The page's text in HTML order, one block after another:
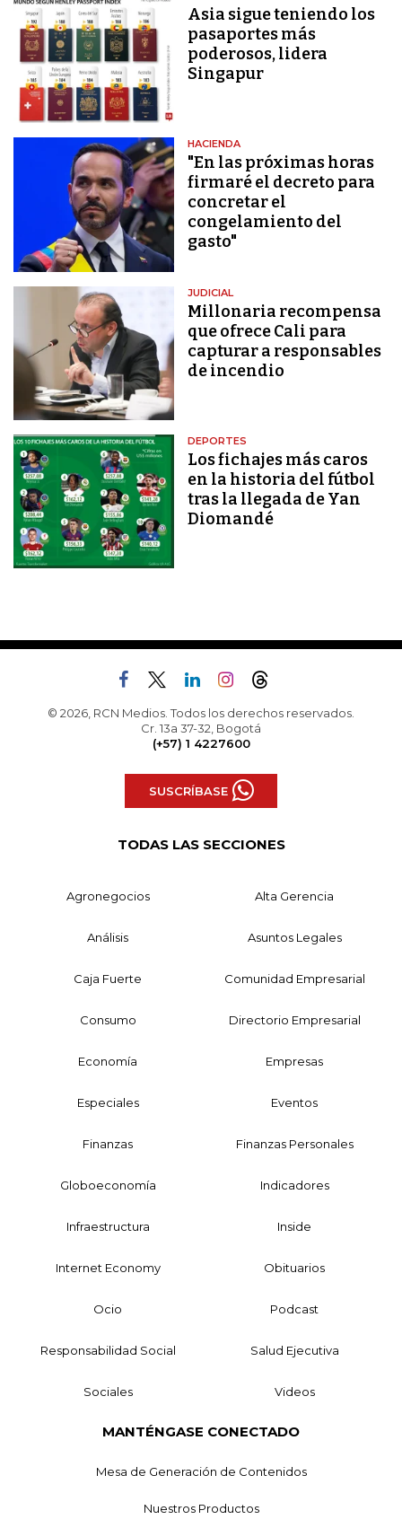
Asia sigue teniendo los
pasaportes más
poderosos, lidera
Singapur
HACIENDA
"En las próximas horas
firmaré el decreto para
concretar el
congelamiento del
gasto"
JUDICIAL
Millonaria recompensa
que ofrece Cali para
capturar a responsables
de incendio
DEPORTES
Los fichajes más caros
en la historia del fútbol
tras la llegada de Yan
Diomandé
© 2026, RCN Medios. Todos los derechos reservados.
Cr. 13a 37-32, Bogotá
(+57) 1 4227600
SUSCRÍBASE
TODAS LAS SECCIONES
Agronegocios Alta Gerencia
Análisis Asuntos Legales
Caja Fuerte Comunidad Empresarial
Consumo Directorio Empresarial
Economía Empresas
Especiales Eventos
Finanzas Finanzas Personales
Globoeconomía Indicadores
Infraestructura Inside
Internet Economy Obituarios
Ocio Podcast
Responsabilidad Social Salud Ejecutiva
Sociales Videos
MANTÉNGASE CONECTADO
Mesa de Generación de Contenidos
Nuestros Productos